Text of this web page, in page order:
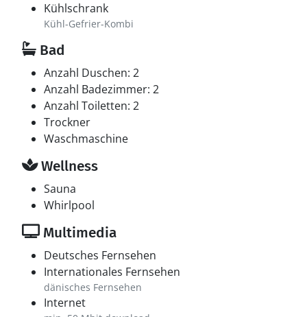
Kühlschrank
Kühl-Gefrier-Kombi
Bad
Anzahl Duschen: 2
Anzahl Badezimmer: 2
Anzahl Toiletten: 2
Trockner
Waschmaschine
Wellness
Sauna
Whirlpool
Multimedia
Deutsches Fernsehen
Internationales Fernsehen
dänisches Fernsehen
Internet